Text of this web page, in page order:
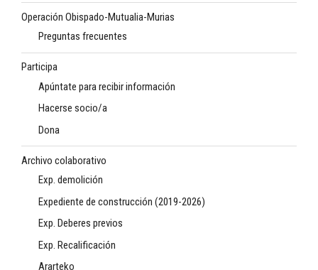
Operación Obispado-Mutualia-Murias
Preguntas frecuentes
Participa
Apúntate para recibir información
Hacerse socio/a
Dona
Archivo colaborativo
Exp. demolición
Expediente de construcción (2019-2026)
Exp. Deberes previos
Exp. Recalificación
Ararteko